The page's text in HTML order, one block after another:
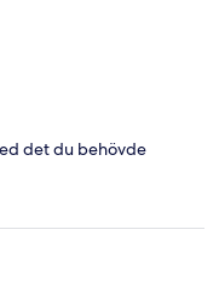
det du behövde